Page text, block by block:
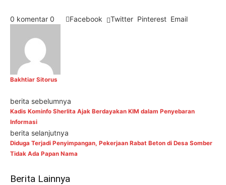
0 komentar 0 Facebook Twitter Pinterest Email
Bakhtiar Sitorus
berita sebelumnya
Kadis Kominfo Sherlita Ajak Berdayakan KIM dalam Penyebaran
Informasi
berita selanjutnya
Diduga Terjadi Penyimpangan, Pekerjaan Rabat Beton di Desa Somber
Tidak Ada Papan Nama
Berita Lainnya